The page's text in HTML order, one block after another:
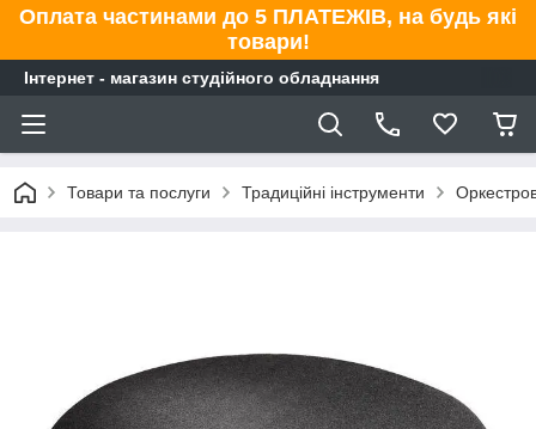
Оплата частинами до 5 ПЛАТЕЖІВ, на будь які
товари!
Інтернет - магазин студійного обладнання
Товари та послуги Традиційні інструменти